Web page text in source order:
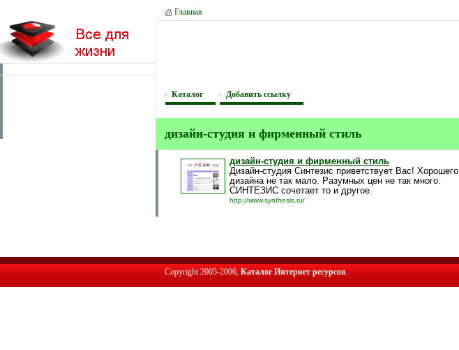
Главная
Каталог Добавить ссылку
дизайн-студия и фирменный стиль
дизайн-студия и фирменный стиль
Дизайн-студия Синтезис приветствует Вас! Хорошего
дизайна не так мало. Разумных цен не так много.
СИНТЕЗИС сочетает то и другое.
http://www.synthesis.ru/
Copyright 2005-2006, Каталог Интернет ресурсов.